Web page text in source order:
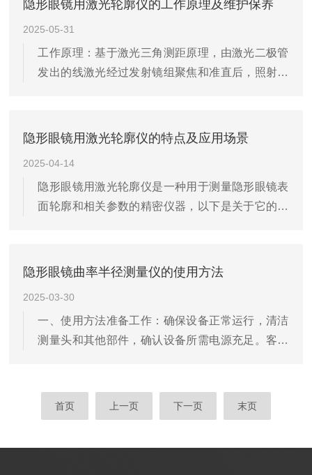
仪的工作原理主要依赖于光学测量技术，它通过投
射光线并分析反射或折射的光线变化来计算隐形眼
镜的屈光特性。具体来说，分析仪会使用不同的光
隐形眼镜用激光轮廓仪的工作原理及维护保养
2025-05-31
工作原理：基于激光三角测距原理，由激光二极管
发出的线激光经过发射镜组聚焦和准直后，照射到
像，通过数据处理可以直接得到隐形眼镜的二维轮
现对隐形眼镜三维形状的非接触高精度测量。维护
保养定期清洁：使用干净、柔软的布料擦拭仪器外
部，去除灰尘和污渍。对于激光扫描头或其他光学
隐形眼镜用激光轮廓仪的特点及应用场景
2025-04-14
隐形眼镜用激光轮廓仪是一种用于测量隐形眼镜表
面轮廓和相关参数的精密仪器，以下是关于它的详
的准确性和镜片的完整性。高精度：能够精确测量
微米甚至更高级别，满足隐形眼镜生产和质量检测
的严格要求。快速测量：可以在短时间内完成对隐
形眼镜的轮廓测量，提高生产效率，适用于大规模
隐形眼镜曲率半径测量仪的使用方法
2025-03-30
一、使用方法准备工作：确保设备正常运行，清洁
测量头和其他部件，确认设备所需电源充足。客户
形眼镜）。调整设备：根据测量需求，调整设备的
参数和位置，确保测量头与待测物体对齐。开始测
首页 上一页 下一页 末页